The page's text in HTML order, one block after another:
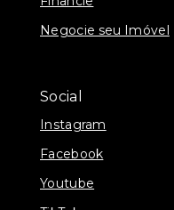
Negocie seu Imóvel
Social
Instagram
Facebook
Youtube